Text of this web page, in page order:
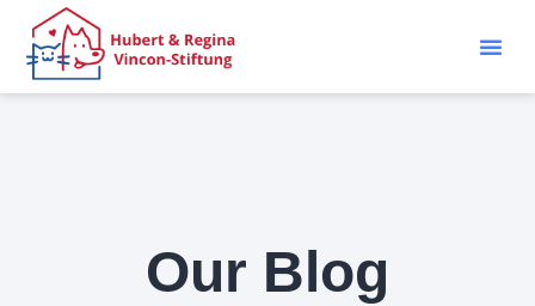
Our Blog